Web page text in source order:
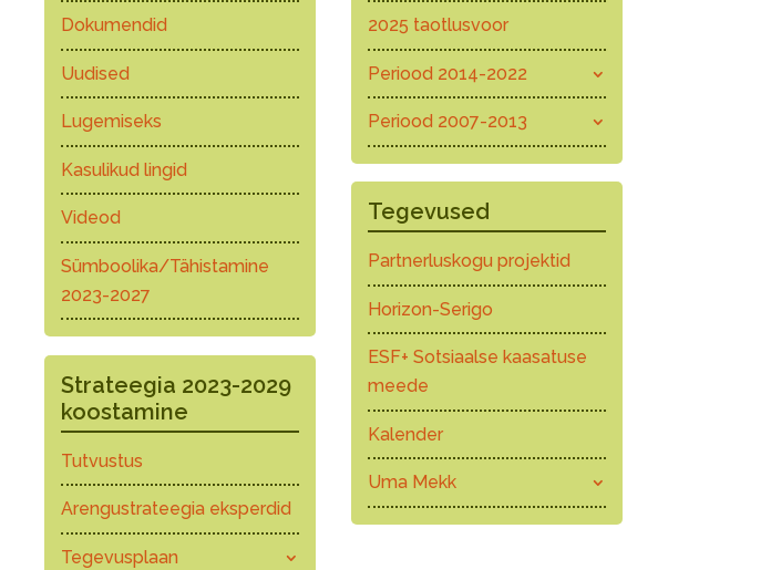
Dokumendid
Uudised
Lugemiseks
Kasulikud lingid
Videod
Sümboolika/Tähistamine
2023-2027
Strateegia 2023-2029
koostamine
Tutvustus
Arengustrateegia eksperdid
Tegevusplaan
2025 taotlusvoor
Periood 2014-2022
Periood 2007-2013
Tegevused
Partnerluskogu projektid
Horizon-Serigo
ESF+ Sotsiaalse kaasatuse
meede
Kalender
Uma Mekk